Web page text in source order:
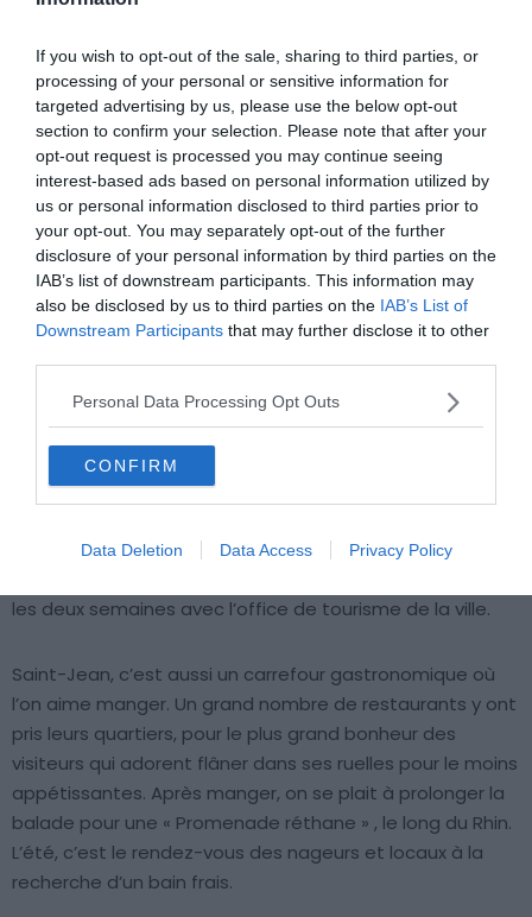
If you wish to opt-out of the sale, sharing to third parties, or
processing of your personal or sensitive information for
targeted advertising by us, please use the below opt-out
section to confirm your selection. Please note that after your
opt-out request is processed you may continue seeing
interest-based ads based on personal information utilized by
us or personal information disclosed to third parties prior to
your opt-out. You may separately opt-out of the further
disclosure of your personal information by third parties on the
IAB’s list of downstream participants. This information may
also be disclosed by us to third parties on the IAB’s List of
Downstream Participants that may further disclose it to other
Personal Data Processing Opt Outs
CONFIRM
Data Deletion Data Access Privacy Policy
Ancien quartier ouvrier des travailleurs populaires et
modestes, Saint Jean (ou St Johann) est aujourd’hui le
lieu d’accueil du Campus Novartis, véritable Mecque de
l’architecture moderne à Bâle. On dit de souvent de ce
gigantesque, il n’est pas ouvert au public mais vous avez
les deux semaines avec l’office de tourisme de la ville.
Saint-Jean, c’est aussi un carrefour gastronomique où
l’on aime manger. Un grand nombre de restaurants y ont
pris leurs quartiers, pour le plus grand bonheur des
visiteurs qui adorent flâner dans ses ruelles pour le moins
appétissantes. Après manger, on se plait à prolonger la
balade pour une « Promenade réthane » , le long du Rhin.
L’été, c’est le rendez-vous des nageurs et locaux à la
recherche d’un bain frais.